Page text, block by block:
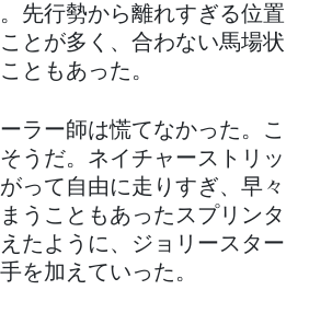
先行勢から離れすぎる位置
とが多く、合わない馬場状
ともあった。
ラー師は慌てなかった。こ
うだ。ネイチャーストリッ
って自由に走りすぎ、早々
うこともあったスプリンタ
たように、ジョリースター
を加えていった。